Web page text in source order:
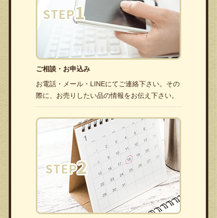
ご相談・お申込み
お電話・メール・LINEにてご連絡下さい。その
際に、お売りしたい品の情報をお伝え下さい。